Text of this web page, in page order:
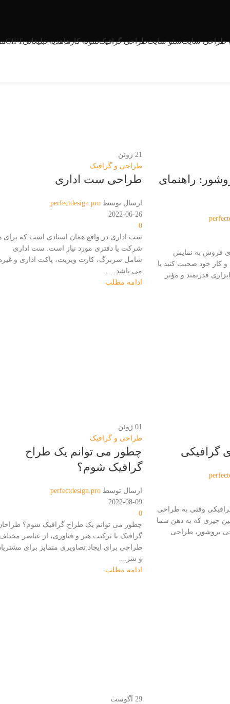
طراحی سایتسئو سایتطراحی گرافیکنمونه کارهاهدیه تبلیغاتیGIFT
راهنمای
فروش به نمایش
کار خود صحبت کنید یا
قدرتمند و مؤثر
21 ژوئن
طراحی و گرافیک
طراحی ست اداری
ارسال توسط perfectdesign.pro
2022-06-26
0
ست اداری در واقع همان اسنادی است که برای
شرکت یا دفتری مورد نیاز است. ست اداری
شامل سربرگ، کارت ویزیت، پاکت اداری و
می باشد. ...
ادامه مطلب
گرافیکی
وقتی به طراحی
چیزی که به ذهن شما
بروشور، طراحی
01 ژوئن
طراحی و گرافیک
چطور می توانم یک طراح
گرافیک شوم؟
ارسال توسط perfectdesign.pro
2022-08-09
0
چطور می توانم یک طراح گرافیک شوم؟
گرافیک با ترکیب هنر و فناوری، از عناصر
طراحی برای ایجاد تصاویری متمایز برای
و شر...
ادامه مطلب
29 آگوست